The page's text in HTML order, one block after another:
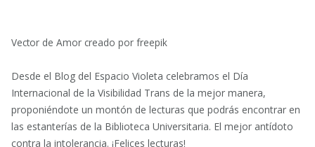
Vector de Amor creado por freepik
Desde el Blog del Espacio Violeta celebramos el Día
Internacional de la Visibilidad Trans de la mejor manera,
proponiéndote un montón de lecturas que podrás encontrar en
las estanterías de la Biblioteca Universitaria. El mejor antídoto
contra la intolerancia. ¡Felices lecturas!